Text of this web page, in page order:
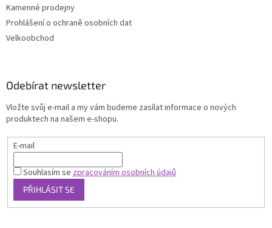
Kamenné prodejny
Prohlášení o ochraně osobních dat
Velkoobchod
Odebírat newsletter
Vložte svůj e-mail a my vám budeme zasílat informace o nových
produktech na našem e-shopu.
E-mail
Souhlasím sezpracováním osobních údajů
PŘIHLÁSIT SE